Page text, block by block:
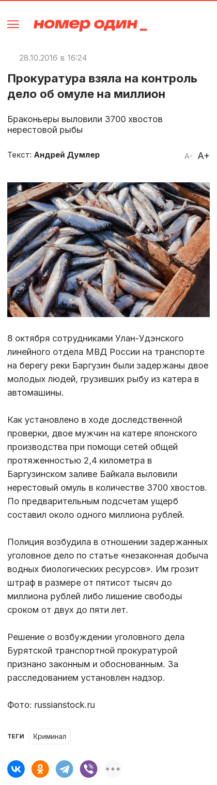
28.10.2016 в 16:24
Прокуратура взяла на контроль
дело об омуле на миллион
Браконьеры выловили 3700 хвостов
нерестовой рыбы
A- A+
Текст: Андрей Думлер
8 октября сотрудниками Улан-Удэнского
линейного отдела МВД России на транспорте
на берегу реки Баргузин были задержаны двое
молодых людей, грузивших рыбу из катера в
автомашины.
Как установлено в ходе доследственной
проверки, двое мужчин на катере японского
производства при помощи сетей общей
протяженностью 2,4 километра в
Баргузинском заливе Байкала выловили
нерестовый омуль в количестве 3700 хвостов.
По предварительным подсчетам ущерб
составил около одного миллиона рублей.
Полиция возбудила в отношении задержанных
уголовное дело по статье «незаконная добыча
водных биологических ресурсов». Им грозит
штраф в размере от пятисот тысяч до
миллиона рублей либо лишение свободы
сроком от двух до пяти лет.
Решение о возбуждении уголовного дела
Бурятской транспортной прокуратурой
признано законным и обоснованным. За
расследованием установлен надзор.
Фото: russianstock.ru
ТЕГИ Криминал